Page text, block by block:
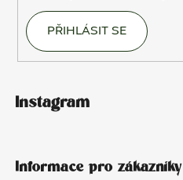
PŘIHLÁSIT SE
Instagram
Informace pro zákazníky